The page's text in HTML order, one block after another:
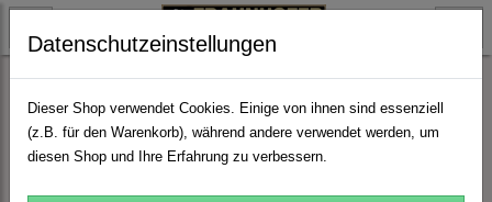
Spagyrik FA Spagyrik nach Zimpel
Datenschutzeinstellungen
Dieser Shop verwendet Cookies. Einige von ihnen sind essenziell
(z.B. für den Warenkorb), während andere verwendet werden, um
diesen Shop und Ihre Erfahrung zu verbessern.